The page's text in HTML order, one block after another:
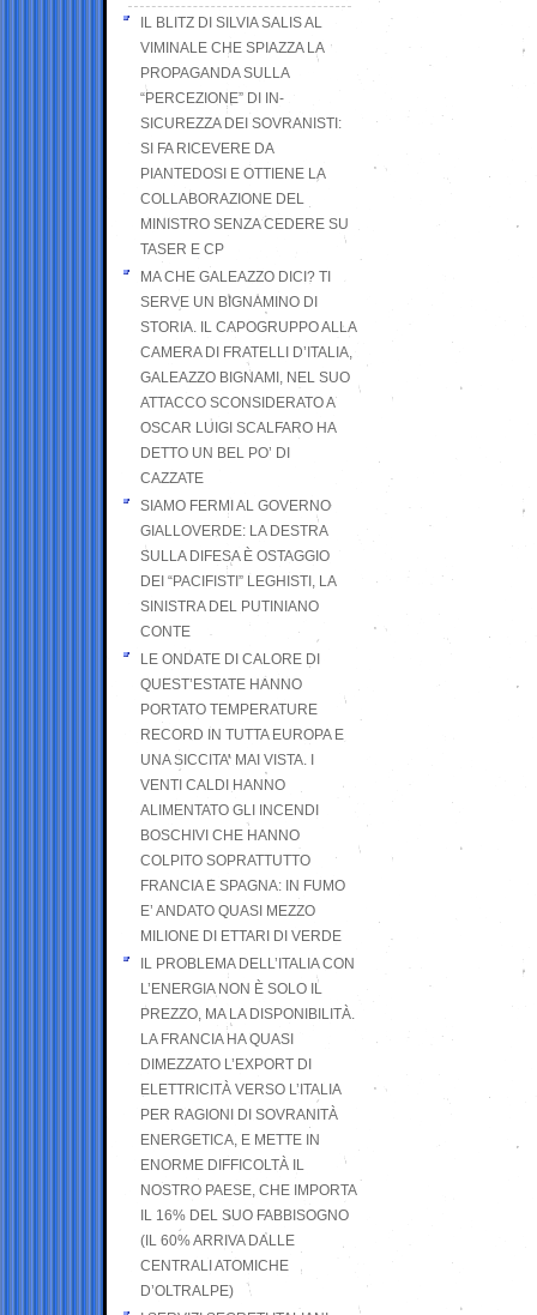
IL BLITZ DI SILVIA SALIS AL
VIMINALE CHE SPIAZZA LA
PROPAGANDA SULLA
“PERCEZIONE” DI IN-
SICUREZZA DEI SOVRANISTI:
SI FA RICEVERE DA
PIANTEDOSI E OTTIENE LA
COLLABORAZIONE DEL
MINISTRO SENZA CEDERE SU
TASER E CP
MA CHE GALEAZZO DICI? TI
SERVE UN BIGNAMINO DI
STORIA. IL CAPOGRUPPO ALLA
CAMERA DI FRATELLI D’ITALIA,
GALEAZZO BIGNAMI, NEL SUO
ATTACCO SCONSIDERATO A
OSCAR LUIGI SCALFARO HA
DETTO UN BEL PO’ DI
CAZZATE
SIAMO FERMI AL GOVERNO
GIALLOVERDE: LA DESTRA
SULLA DIFESA È OSTAGGIO
DEI “PACIFISTI” LEGHISTI, LA
SINISTRA DEL PUTINIANO
CONTE
LE ONDATE DI CALORE DI
QUEST’ESTATE HANNO
PORTATO TEMPERATURE
RECORD IN TUTTA EUROPA E
UNA SICCITA’ MAI VISTA. I
VENTI CALDI HANNO
ALIMENTATO GLI INCENDI
BOSCHIVI CHE HANNO
COLPITO SOPRATTUTTO
FRANCIA E SPAGNA: IN FUMO
E’ ANDATO QUASI MEZZO
MILIONE DI ETTARI DI VERDE
IL PROBLEMA DELL’ITALIA CON
L’ENERGIA NON È SOLO IL
PREZZO, MA LA DISPONIBILITÀ.
LA FRANCIA HA QUASI
DIMEZZATO L’EXPORT DI
ELETTRICITÀ VERSO L’ITALIA
PER RAGIONI DI SOVRANITÀ
ENERGETICA, E METTE IN
ENORME DIFFICOLTÀ IL
NOSTRO PAESE, CHE IMPORTA
IL 16% DEL SUO FABBISOGNO
(IL 60% ARRIVA DALLE
CENTRALI ATOMICHE
D’OLTRALPE)